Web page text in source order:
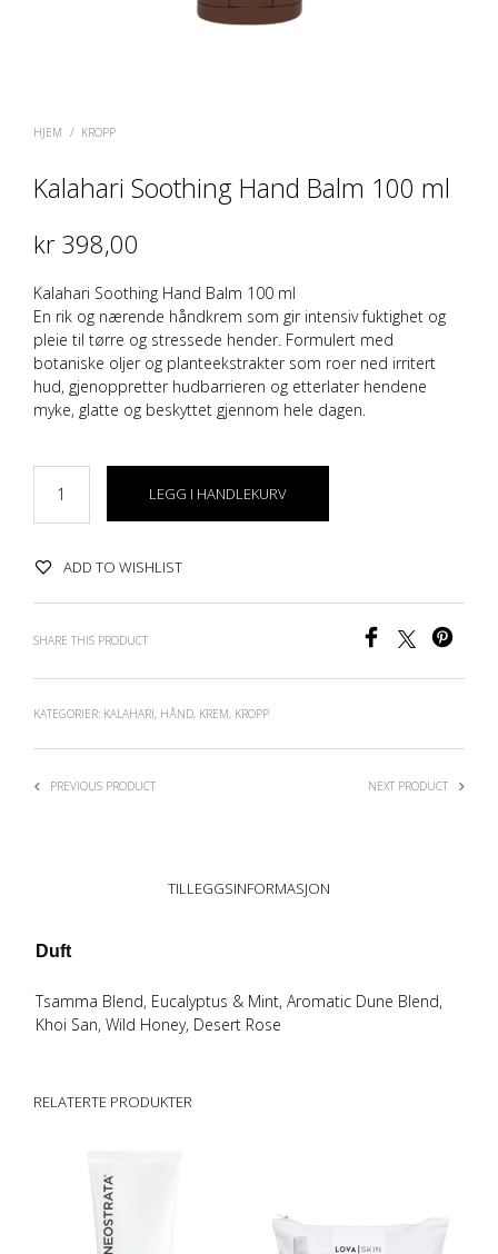
HJEM / KROPP
Kalahari Soothing Hand Balm 100 ml
kr 398,00
Kalahari Soothing Hand Balm 100 ml
En rik og nærende håndkrem som gir intensiv fuktighet og
pleie til tørre og stressede hender. Formulert med
botaniske oljer og planteekstrakter som roer ned irritert
hud, gjenoppretter hudbarrieren og etterlater hendene
myke, glatte og beskyttet gjennom hele dagen.
LEGG I HANDLEKURV
ADD TO WISHLIST
SHARE THIS PRODUCT
KATEGORIER: KALAHARI, HÅND, KREM, KROPP
PREVIOUS PRODUCT NEXT PRODUCT
TILLEGGSINFORMASJON
Duft
Tsamma Blend, Eucalyptus & Mint, Aromatic Dune Blend,
Khoi San, Wild Honey, Desert Rose
RELATERTE PRODUKTER